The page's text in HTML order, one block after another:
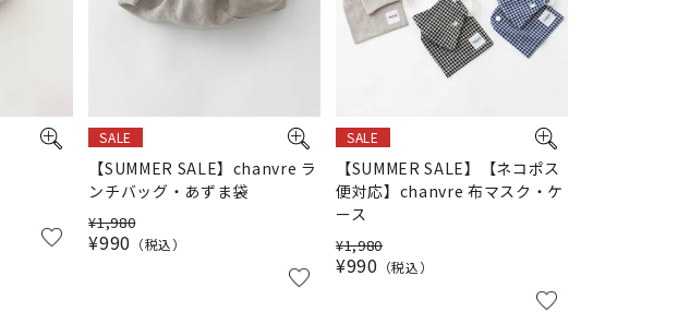
SALE
【SUMMER SALE】chanvre ラ
ンチバッグ・あずま袋
¥1,980
¥990 税込
SALE
【SUMMER SALE】【ネコポス
便対応】chanvre 布マスク・ケ
ース
¥1,980
¥990 税込